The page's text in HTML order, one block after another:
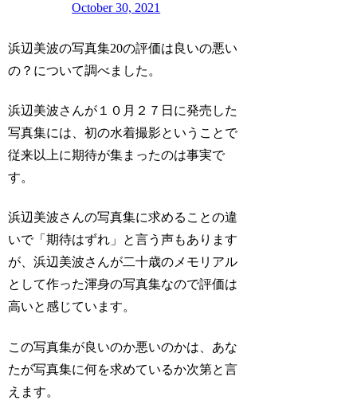
October 30, 2021
浜辺美波の写真集20の評価は良いの悪い
の？について調べました。
浜辺美波さんが１０月２７日に発売した
写真集には、初の水着撮影ということで
従来以上に期待が集まったのは事実で
す。
浜辺美波さんの写真集に求めることの違
いで「期待はずれ」と言う声もあります
が、浜辺美波さんが二十歳のメモリアル
として作った渾身の写真集なので評価は
高いと感じています。
この写真集が良いのか悪いのかは、あな
たが写真集に何を求めているか次第と言
えます。